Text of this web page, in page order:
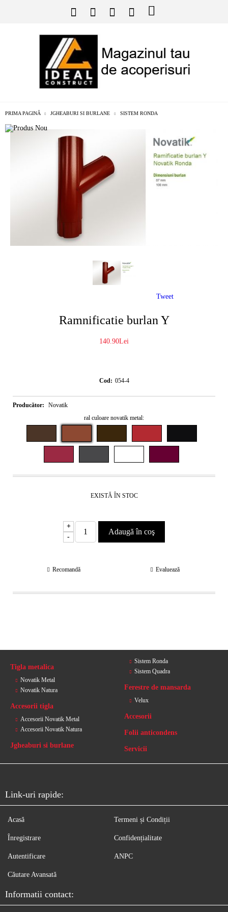
PRIMA PAGINĂ JGHEABURI SI BURLANE SISTEM RONDA
Ramnificatie burlan Y
140.90Lei
Cod: 054-4
Producător:
Novatik
ral culoare novatik metal:
EXISTĂ ÎN STOC
+
-
Recomandă Evaluează
Tweet
Tigla metalica
Novatik Metal
Novatik Natura
Accesorii tigla
Accesorii Novatik Metal
Accesorii Novatik Natura
Jgheaburi si burlane
Sistem Ronda
Sistem Quadra
Ferestre de mansarda
Velux
Accesorii
Folii anticondens
Servicii
Link-uri rapide:
Acasă
Înregistrare
Autentificare
Căutare Avansată
Termeni și Condiții
Confidențialitate
ANPC
Informatii contact: